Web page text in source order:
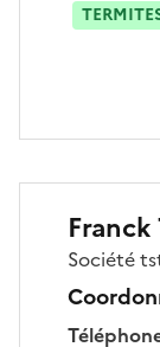
Franck
Société